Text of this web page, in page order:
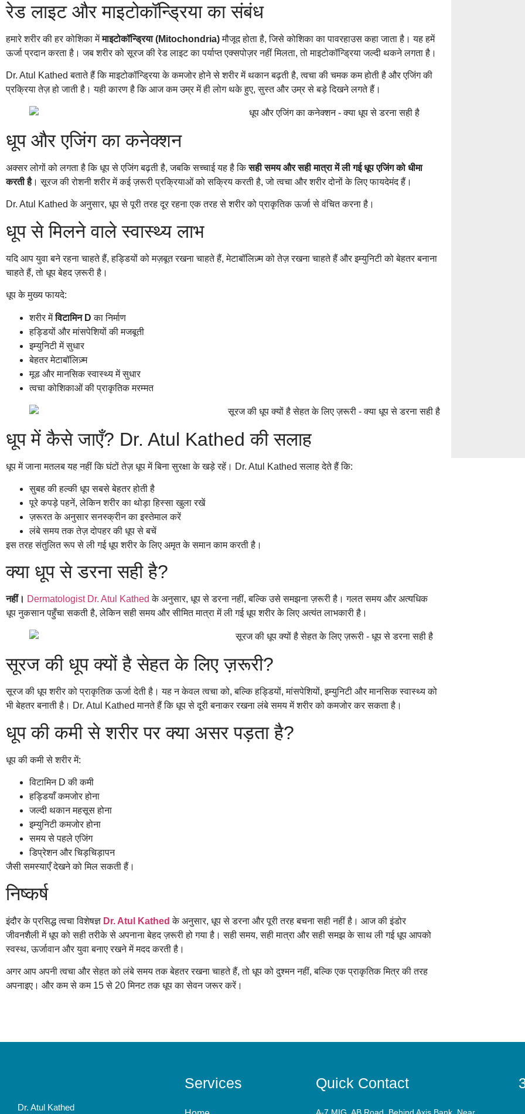
रेड लाइट और माइटोकॉन्ड्रिया का संबंध
हमारे शरीर की हर कोशिका मेंमाइटोकॉन्ड्रिया (Mitochondria)मौजूद होता है, जिसे कोशिका का पावरहाउस कहा जाता है। यह हमें
ऊर्जा प्रदान करता है। जब शरीर को सूरज की रेड लाइट का पर्याप्त एक्सपोज़र नहीं मिलता, तो माइटोकॉन्ड्रिया जल्दी थकने लगता है।
Dr. Atul Kathed बताते हैं कि माइटोकॉन्ड्रिया के कमजोर होने से शरीर में थकान बढ़ती है, त्वचा की चमक कम होती है और एजिंग की
प्रक्रिया तेज़ हो जाती है। यही कारण है कि आज कम उम्र में ही लोग थके हुए, सुस्त और उम्र से बड़े दिखने लगते हैं।
धूप और एजिंग का कनेक्शन
अक्सर लोगों को लगता है कि धूप से एजिंग बढ़ती है, जबकि सच्चाई यह है किसही समय और सही मात्रा में ली गई धूप एजिंग को धीमा
करती है। सूरज की रोशनी शरीर में कई ज़रूरी प्रक्रियाओं को सक्रिय करती है, जो त्वचा और शरीर दोनों के लिए फायदेमंद हैं।
Dr. Atul Kathed के अनुसार, धूप से पूरी तरह दूर रहना एक तरह से शरीर को प्राकृतिक ऊर्जा से वंचित करना है।
धूप से मिलने वाले स्वास्थ्य लाभ
यदि आप युवा बने रहना चाहते हैं, हड्डियों को मज़बूत रखना चाहते हैं, मेटाबॉलिज़्म को तेज़ रखना चाहते हैं और इम्युनिटी को बेहतर बनाना
चाहते हैं, तो धूप बेहद ज़रूरी है।
धूप के मुख्य फायदे:
शरीर मेंविटामिन D का निर्माण
हड्डियों और मांसपेशियों की मजबूती
इम्युनिटी में सुधार
बेहतर मेटाबॉलिज़्म
मूड और मानसिक स्वास्थ्य में सुधार
त्वचा कोशिकाओं की प्राकृतिक मरम्मत
धूप में कैसे जाएँ? Dr. Atul Kathed की सलाह
धूप में जाना मतलब यह नहीं कि घंटों तेज़ धूप में बिना सुरक्षा के खड़े रहें। Dr. Atul Kathed सलाह देते हैं कि:
सुबह की हल्की धूप सबसे बेहतर होती है
पूरे कपड़े पहनें, लेकिन शरीर का थोड़ा हिस्सा खुला रखें
ज़रूरत के अनुसार सनस्क्रीन का इस्तेमाल करें
लंबे समय तक तेज़ दोपहर की धूप से बचें
इस तरह संतुलित रूप से ली गई धूप शरीर के लिए अमृत के समान काम करती है।
क्या धूप से डरना सही है?
नहीं। Dermatologist Dr. Atul Kathed के अनुसार, धूप से डरना नहीं, बल्कि उसे समझना ज़रूरी है। गलत समय और अत्यधिक
धूप नुकसान पहुँचा सकती है, लेकिन सही समय और सीमित मात्रा में ली गई धूप शरीर के लिए अत्यंत लाभकारी है।
सूरज की धूप क्यों है सेहत के लिए ज़रूरी?
सूरज की धूप शरीर को प्राकृतिक ऊर्जा देती है। यह न केवल त्वचा को, बल्कि हड्डियों, मांसपेशियों, इम्युनिटी और मानसिक स्वास्थ्य को
भी बेहतर बनाती है। Dr. Atul Kathed मानते हैं कि धूप से दूरी बनाकर रखना लंबे समय में शरीर को कमजोर कर सकता है।
धूप की कमी से शरीर पर क्या असर पड़ता है?
धूप की कमी से शरीर में:
विटामिन D की कमी
हड्डियाँ कमजोर होना
जल्दी थकान महसूस होना
इम्युनिटी कमजोर होना
समय से पहले एजिंग
डिप्रेशन और चिड़चिड़ापन
जैसी समस्याएँ देखने को मिल सकती हैं।
निष्कर्ष
इंदौर के प्रसिद्ध त्वचा विशेषज्ञ Dr. Atul Kathed के अनुसार, धूप से डरना और पूरी तरह बचना सही नहीं है। आज की इंडोर
जीवनशैली में धूप को सही तरीके से अपनाना बेहद ज़रूरी हो गया है। सही समय, सही मात्रा और सही समझ के साथ ली गई धूप आपको
स्वस्थ, ऊर्जावान और युवा बनाए रखने में मदद करती है।
अगर आप अपनी त्वचा और सेहत को लंबे समय तक बेहतर रखना चाहते हैं, तो धूप को दुश्मन नहीं, बल्कि एक प्राकृतिक मित्र की तरह
अपनाइए। और कम से कम 15 से 20 मिनट तक धूप का सेवन जरूर करें।
Dr. Atul Kathed
Services Quick Contact